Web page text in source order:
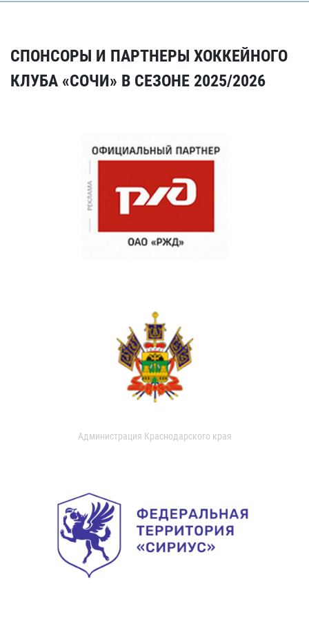
СПОНСОРЫ И ПАРТНЕРЫ ХОККЕЙНОГО
КЛУБА «СОЧИ» В СЕЗОНЕ 2025/2026
Администрация Краснодарского края